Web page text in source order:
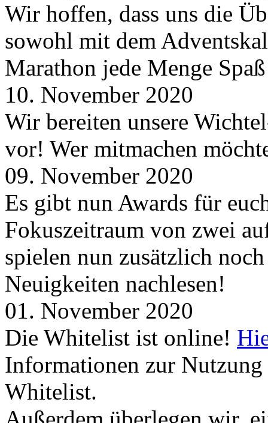
Wir hoffen, dass uns die
sowohl mit dem
Marathon jede Menge
10. November 2020
Wir bereiten unsere
vor! Wer mitmachen
09. November 2020
Es gibt nun Awards für
Fokuszeitraum von zwei
spielen nun zusätzlich
Neuigkeiten nachlesen!
01. November 2020
Die Whitelist ist online!
Informationen zur
Whitelist.